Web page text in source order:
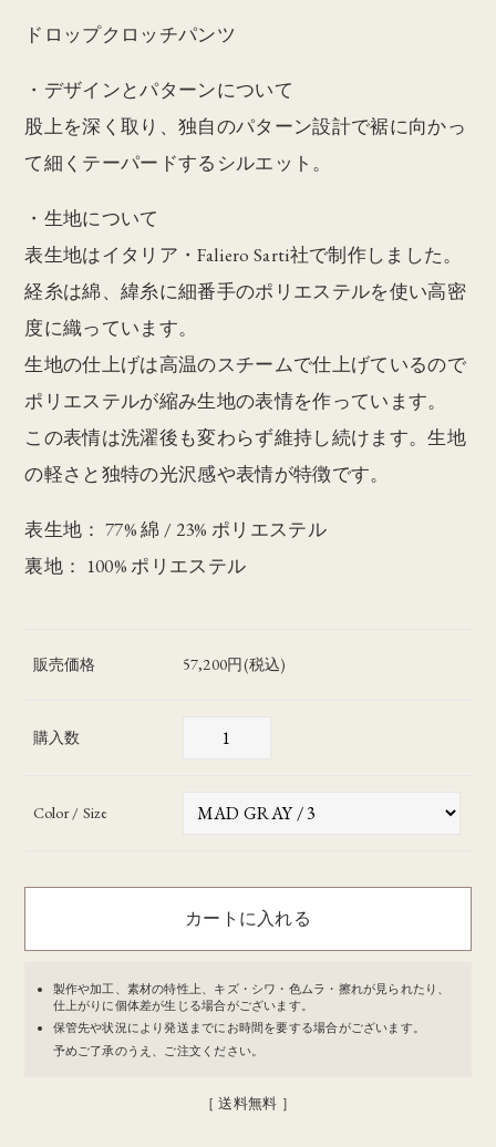
ドロップクロッチパンツ
・デザインとパターンについて
股上を深く取り、独自のパターン設計で裾に向かっ
て細くテーパードするシルエット。
・生地について
表生地はイタリア・Faliero Sarti社で制作しました。
経糸は綿、緯糸に細番手のポリエステルを使い高密
度に織っています。
生地の仕上げは高温のスチームで仕上げているので
ポリエステルが縮み生地の表情を作っています。
この表情は洗濯後も変わらず維持し続けます。生地
の軽さと独特の光沢感や表情が特徴です。
表生地： 77% 綿 / 23% ポリエステル
裏地： 100% ポリエステル
販売価格 57,200円(税込)
購入数
Color / Size
製作や加工、素材の特性上、キズ・シワ・色ムラ・擦れが見られたり、
仕上がりに個体差が生じる場合がございます。
保管先や状況により発送までにお時間を要する場合がございます。
予めご了承のうえ、ご注文ください。
［ 送料無料 ］